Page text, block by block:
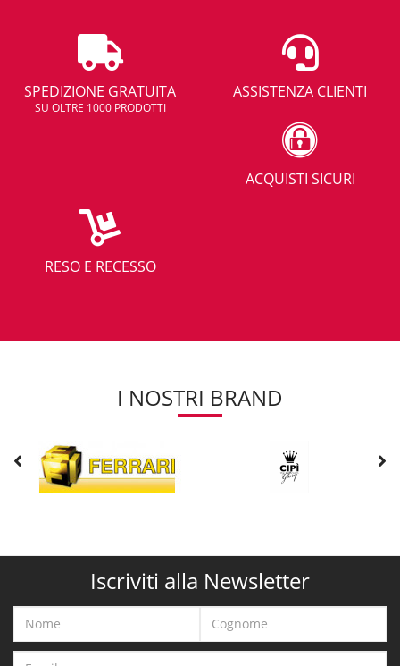
SPEDIZIONE GRATUITA
SU OLTRE 1000 PRODOTTI
ASSISTENZA CLIENTI
ACQUISTI SICURI
RESO E RECESSO
I NOSTRI BRAND
Iscriviti alla Newsletter